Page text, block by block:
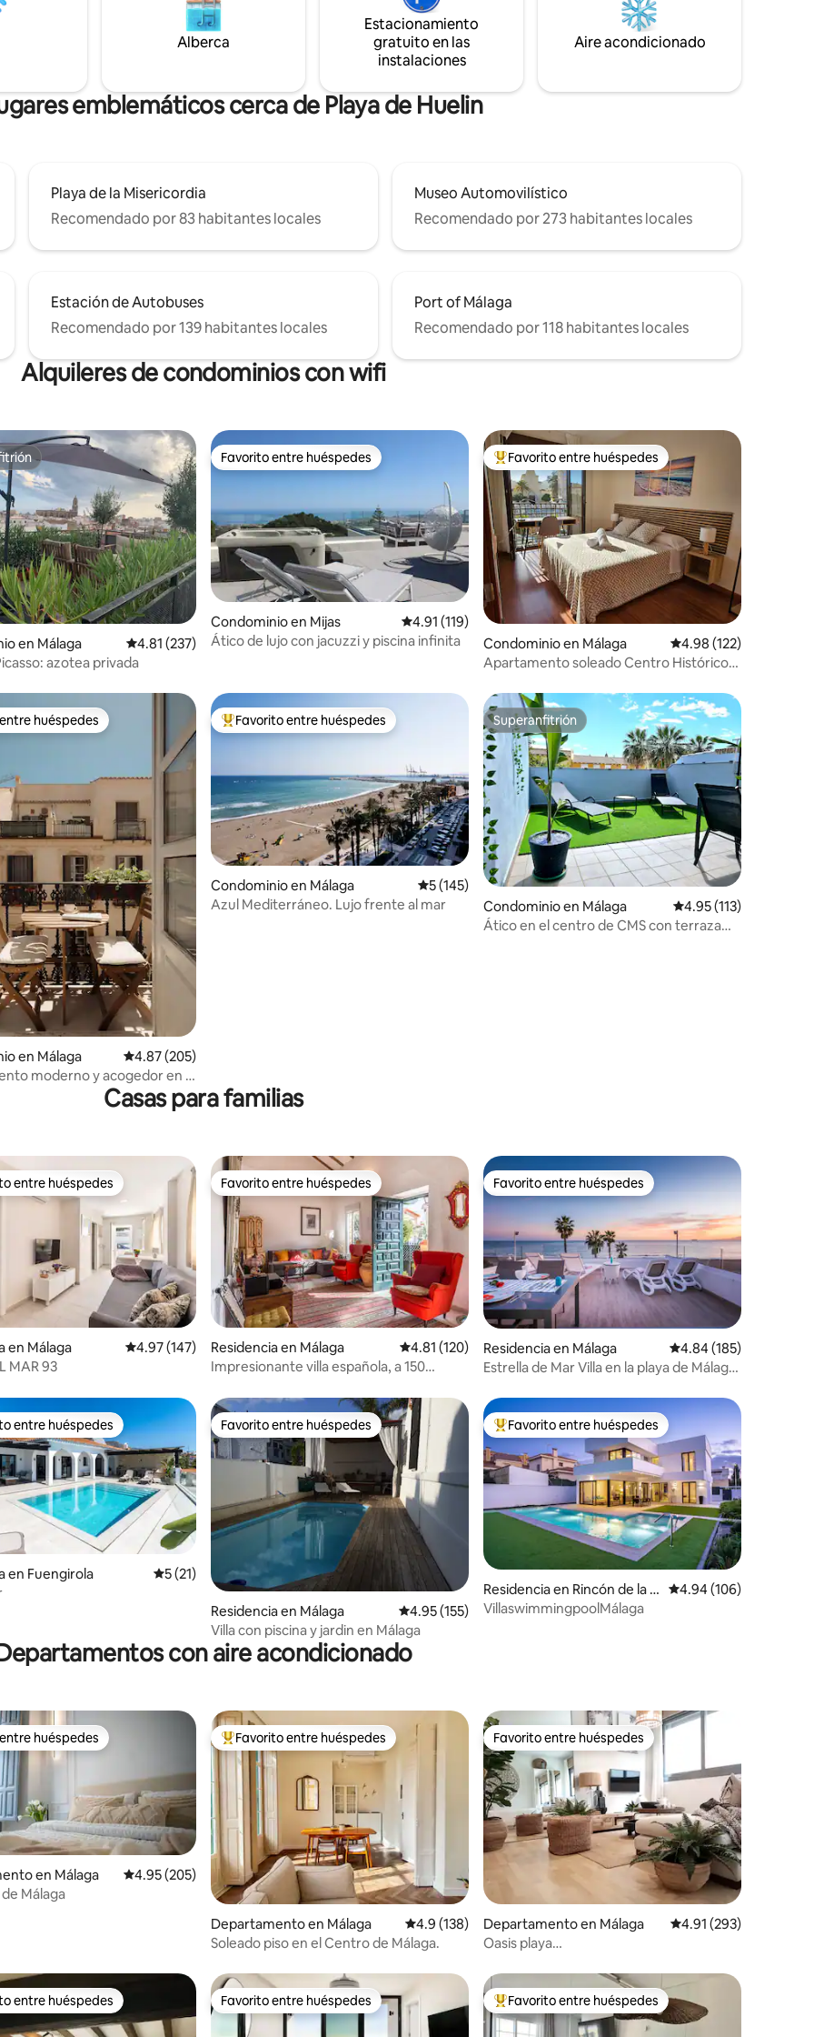
king Sala de estar de
Cocina ✔ Totalmente
✔ Smart TV Wifi de✔ alta
un entorno tranquilo y exclusivo. • Vistas
a la Catedral • Ubicación privilegiada
además incluye una plaza de parking con
cargador de vehículo eléctrico.
Alberca
Estacionamiento
gratuito en las
instalaciones
Aire acondicionado
emblemáticos cerca de Playa de Huelin
Playa de la Misericordia
Recomendado por 83 habitantes locales
Museo Automovilístico
Recomendado por 273 habitantes locales
Estación de Autobuses
Recomendado por 139 habitantes locales
Port of Málaga
Recomendado por 118 habitantes locales
Alquileres de condominios con wifi
de 5; 205 evaluaciones
en Málaga Calificación promedio: 4.81 de 5; 237 evaluaciones
4.81 (237)
azotea privada
Favorito entre huéspedes
Favorito entre huéspedes
Condominio en Mijas Calificación promedio: 4.91 de 5; 119 evaluaciones
4.91 (119)
Ático de lujo con jacuzzi y piscina infinita
De los mejores en Favorito entre huéspedes
Favorito entre huéspedes
Condominio en Málaga Calificación promedio:
4.98 (122)
Apartamento soleado Centro Histórico
de 5; 456 evaluaciones
huéspedes
huéspedes
en Málaga Calificación promedio: 4.87 de 5; 205 evaluaciones
4.87 (205)
moderno y acogedor en el
De los mejores en Favorito entre huéspedes
Favorito entre huéspedes
Condominio en Málaga Calificación promedio: 5 de 5; 145 evaluaciones
5 (145)
Azul Mediterráneo. Lujo frente al mar
Superanfitrión
Superanfitrión
Condominio en Málaga Calificación promedio:
4.95 (113)
Ático en el centro de CMS con terraza
Casas para familias
de 5; 120 evaluaciones
en Favorito entre huéspedes
entre huéspedes
en Málaga Calificación promedio: 4.97 de 5; 147 evaluaciones
4.97 (147)
MAR 93
Favorito entre huéspedes
Favorito entre huéspedes
Residencia en Málaga Calificación promedio: 4.81 de 5; 120 evaluaciones
4.81 (120)
Impresionante villa española, a 150
Favorito entre huéspedes
Favorito entre huéspedes
Residencia en Málaga Calificación promedio:
4.84 (185)
Estrella de Mar Villa en la playa de Málaga
de 5; 128 evaluaciones
en Favorito entre huéspedes
entre huéspedes
en Fuengirola Calificación promedio: 5 de 5; 21 evaluaciones
5 (21)
Favorito entre huéspedes
Favorito entre huéspedes
Residencia en Málaga Calificación promedio: 4.95 de 5; 155 evaluaciones
4.95 (155)
Villa con piscina y jardin en Málaga
De los mejores en Favorito entre huéspedes
Favorito entre huéspedes
Residencia en Rincón de la Vi
ctoria
Calificación promedio:
4.94 (106)
VillaswimmingpoolMálaga
con aire acondicionado
de 5; 125 evaluaciones
huéspedes
huéspedes
en Málaga Calificación promedio: 4.95 de 5; 205 evaluaciones
4.95 (205)
Málaga
De los mejores en Favorito entre huéspedes
Favorito entre huéspedes
Departamento en Málaga Calificación promedio: 4.9 de 5; 138 evaluaciones
4.9 (138)
Soleado piso en el Centro de Málaga.
Favorito entre huéspedes
Favorito entre huéspedes
Departamento en Málaga Calificación promedio:
4.91 (293)
Oasis playa
en Favorito entre huéspedes
entre huéspedes Favorito entre huéspedes
Favorito entre huéspedes De los mejores en Favorito entre huéspedes
Favorito entre huéspedes